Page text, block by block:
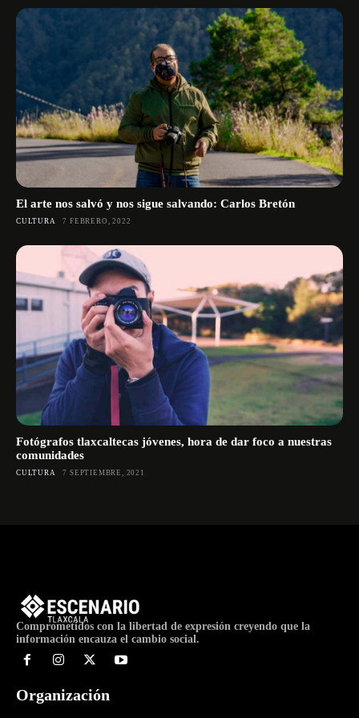
El arte nos salvó y nos sigue salvando: Carlos Bretón
CULTURA 7 FEBRERO, 2022
Fotógrafos tlaxcaltecas jóvenes, hora de dar foco a nuestras
comunidades
CULTURA 7 SEPTIEMBRE, 2021
Comprometidos con la libertad de expresión creyendo que la
información encauza el cambio social.
Organización